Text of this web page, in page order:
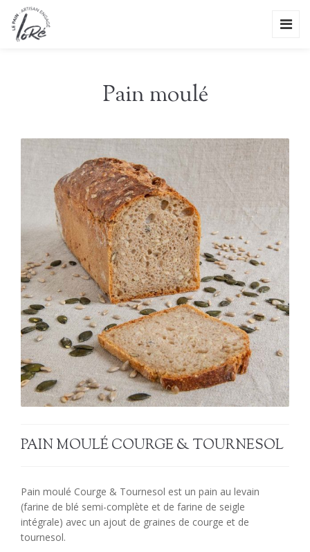
Pain moulé
PAIN MOULÉ COURGE & TOURNESOL
Pain moulé Courge & Tournesol est un pain au levain
(farine de blé semi-complète et de farine de seigle
intégrale) avec un ajout de graines de courge et de
tournesol.